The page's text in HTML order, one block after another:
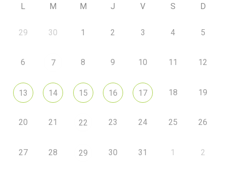
L M M J V S D
29 30 1 2 3 4 5
6 7 8 9 10 11 12
13 14 15 16 17 18 19
20 21 22 23 24 25 26
27 28 29 30 31 1 2